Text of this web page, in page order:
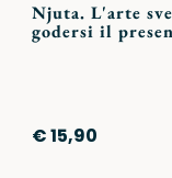
Njuta. L'arte
godersi il
€ 15,90